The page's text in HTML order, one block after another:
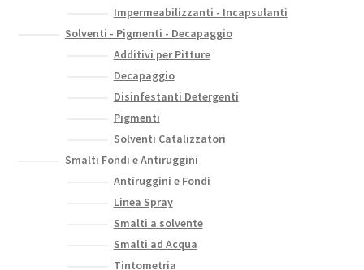
Impermeabilizzanti - Incapsulanti
Solventi - Pigmenti - Decapaggio
Additivi per Pitture
Decapaggio
Disinfestanti Detergenti
Pigmenti
Solventi Catalizzatori
Smalti Fondi e Antiruggini
Antiruggini e Fondi
Linea Spray
Smalti a solvente
Smalti ad Acqua
Tintometria